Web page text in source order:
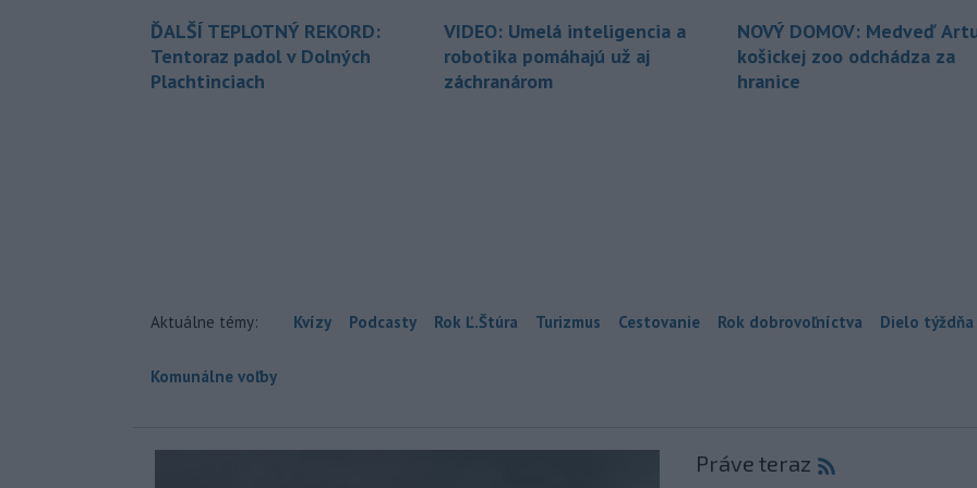
ĎALŠÍ TEPLOTNÝ REKORD:
Tentoraz padol v Dolných
Plachtinciach
VIDEO: Umelá inteligencia a
robotika pomáhajú už aj
záchranárom
NOVÝ DOMOV: Medveď
košickej zoo odchádza za
hranice
Aktuálne témy: Kvízy Podcasty Rok Ľ.Štúra Turizmus Cestovanie Rok dobrovoľníctva Dielo týždňa
Komunálne voľby
Práve teraz